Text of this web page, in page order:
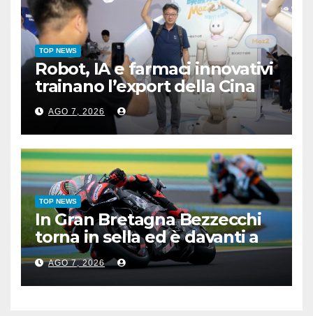
TOP NEWS
Robot, IA e farmaci innovativi
trainano l’export della Cina
AGO 7, 2026
TOP NEWS
In Gran Bretagna Bezzecchi
torna in sella ed è davanti a
tutti nelle Practice
AGO 7, 2026